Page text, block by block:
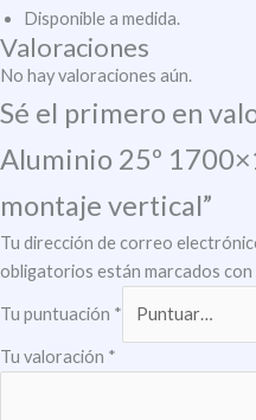
Disponible a medida.
Valoraciones
No hay valoraciones aún.
Sé el primero en
Aluminio 25º
montaje vertical”
Tu dirección de correo
obligatorios están marcados con
Tu puntuación *
Tu valoración *